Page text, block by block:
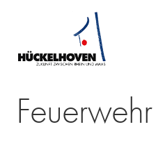
Feuerwehr